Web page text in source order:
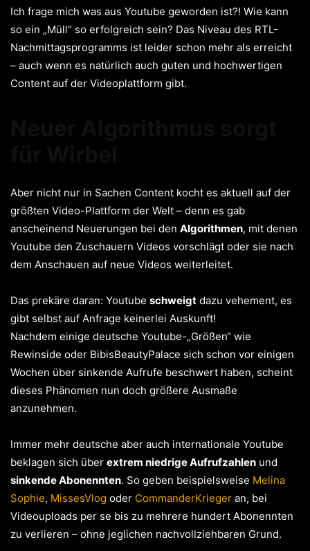
Ich frage mich was aus Youtube geworden ist?! Wie kann
so ein „Müll“ so erfolgreich sein? Das Niveau des RTL-
Nachmittagsprogramms ist leider schon mehr als erreicht
– auch wenn es natürlich auch guten und hochwertigen
Content auf der Videoplattform gibt.
Aber nicht nur in Sachen Content kocht es aktuell auf der
größten Video-Plattform der Welt – denn es gab
anscheinend Neuerungen bei den Algorithmen, mit denen
Youtube den Zuschauern Videos vorschlägt oder sie nach
dem Anschauen auf neue Videos weiterleitet.
Das prekäre daran: Youtube schweigt dazu vehement, es
gibt selbst auf Anfrage keinerlei Auskunft!
Nachdem einige deutsche Youtube-„Größen“ wie
Rewinside oder BibisBeautyPalace sich schon vor einigen
Wochen über sinkende Aufrufe beschwert haben, scheint
dieses Phänomen nun doch größere Ausmaße
anzunehmen.
Immer mehr deutsche aber auch internationale Youtube
beklagen sich über extrem niedrige Aufrufzahlen und
sinkende Abonennten. So geben beispielsweise Melina
Sophie, MissesVlog oder CommanderKrieger an, bei
Videouploads per se bis zu mehrere hundert Abonennten
zu verlieren – ohne jeglichen nachvollziehbaren Grund.